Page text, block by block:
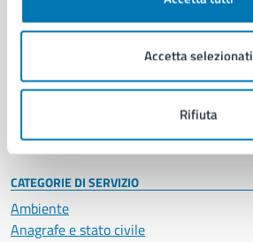
Accetta selezionati
Rifiuta
Enti e fondazioni
Personale amministrativo
Intranet, posta aziendale e protocollo
CATEGORIE DI SERVIZIO
Ambiente
Anagrafe e stato civile